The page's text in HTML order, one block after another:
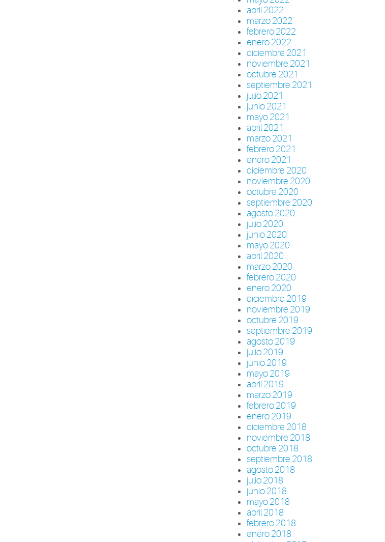
abril 2022
marzo 2022
febrero 2022
enero 2022
diciembre 2021
noviembre 2021
octubre 2021
septiembre 2021
julio 2021
junio 2021
mayo 2021
abril 2021
marzo 2021
febrero 2021
enero 2021
diciembre 2020
noviembre 2020
octubre 2020
septiembre 2020
agosto 2020
julio 2020
junio 2020
mayo 2020
abril 2020
marzo 2020
febrero 2020
enero 2020
diciembre 2019
noviembre 2019
octubre 2019
septiembre 2019
agosto 2019
julio 2019
junio 2019
mayo 2019
abril 2019
marzo 2019
febrero 2019
enero 2019
diciembre 2018
noviembre 2018
octubre 2018
septiembre 2018
agosto 2018
julio 2018
junio 2018
mayo 2018
abril 2018
febrero 2018
enero 2018